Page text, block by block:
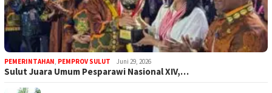
PEMERINTAHAN, PEMPROV SULUT Juni 29, 2026
Sulut Juara Umum Pesparawi Nasional XIV,…